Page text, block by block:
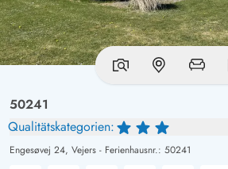
50241
Qualitätskategorien:
Engesøvej 24, Vejers - Ferienhausnr.: 50241